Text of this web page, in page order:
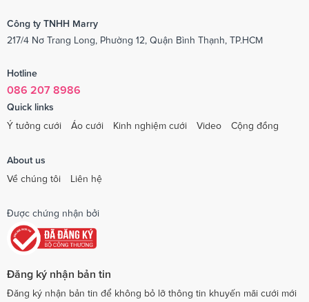
Công ty TNHH Marry
217/4 Nơ Trang Long, Phường 12, Quận Bình Thạnh, TP.HCM
Hotline
086 207 8986
Quick links
Ý tưởng cưới
Áo cưới Kinh nghiệm cưới Video Cộng đồng
About us
Về chúng tôi
Liên hệ
Được chứng nhận bởi
Đăng ký nhận bản tin
Đăng ký nhận bản tin để không bỏ lỡ thông tin khuyến mãi cưới mới